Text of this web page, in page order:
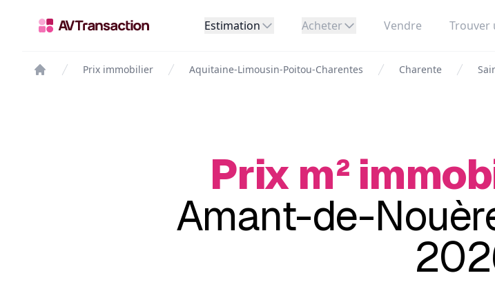
Estimation Acheter Vendre Trouver
Prix immobilier Aquitaine-Limousin-Poitou-Charentes Charente
Prix m²
Amant-de-